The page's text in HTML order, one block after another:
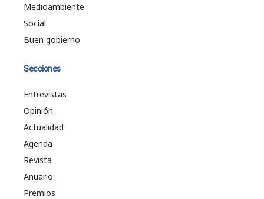
Medioambiente
Social
Buen gobierno
Secciones
Entrevistas
Opinión
Actualidad
Agenda
Revista
Anuario
Premios